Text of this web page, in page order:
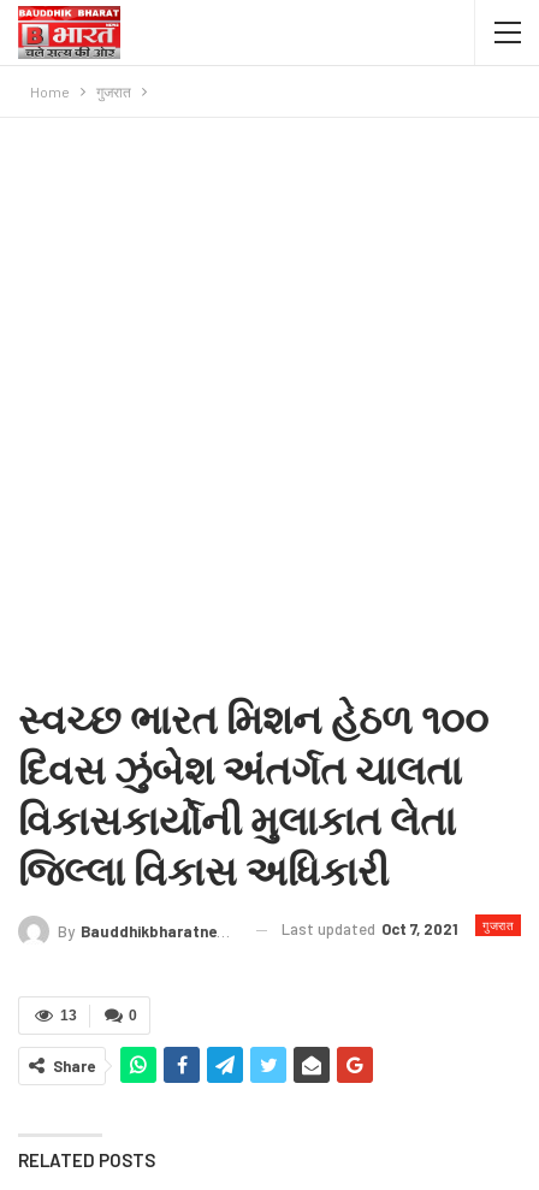
Home गुजरात
સ્વચ્છ ભારત મિશન હેઠળ ૧૦૦
દિવસ ઝુંબેશ અંતર્ગત ચાલતા
વિકાસકાર્યોની મુલાકાત લેતા
જિલ્લા વિકાસ અધિકારી
गुजरात
By Bauddhikbharatnews@gmail.com Last updated Oct 7, 2021
0
13
Share
RELATED POSTS